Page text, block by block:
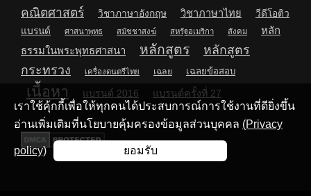
คณิตศาสตร์
วิชาภาษาอังกฤษ วิชาภาษาไทย
วีดีโอติว
แบรนด์
ศาสนาพุทธ สมัชชาสงฆ์ สหรัฐอเมริกา สังคม
หลัก
ธรรมในพระพุทธศาสนา
หลักสูตร
หลักสูตร
กระทรวง
เครื่องดนตรีไทย เฉลย เฉลยข้อสอบ
เนื้อหา แบรนด์ 2016 แบรนด์ครั้งที่ 27
เราใช้คุ้กกี้เพื่อให้ทุกคนได้ประสบการณ์การใช้งานที่ดียิ่งขึ้น
อ่านเพิ่มเติมที่นโยบายคุ้มครองข้อมูลส่วนบุคคล (Privacy
policy) ยอมรับ